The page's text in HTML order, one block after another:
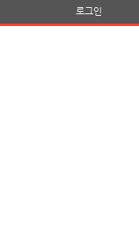
로그인